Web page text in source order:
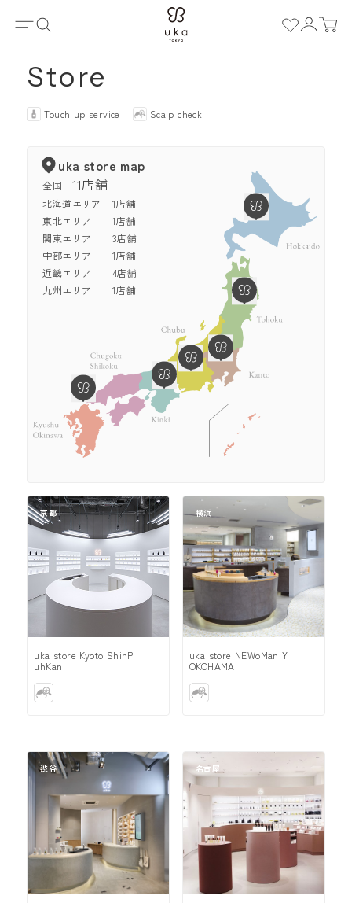
Store
Touch up service Scalp check
uka store map
全国 11店舗
北海道エリア
1店舗
東北エリア
1店舗
関東エリア
3店舗
中部エリア
1店舗
近畿エリア
4店舗
九州エリア
1店舗
京都
uka store Kyoto ShinP
uhKan
横浜
uka store NEWoMan Y
OKOHAMA
渋谷 名古屋